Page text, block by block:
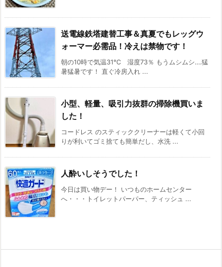
送電線鉄塔建替工事＆真夏でもレッグウ
ォーマー必需品！冷えは禁物です！
朝の10時で気温31℃ 湿度73％ もうムシムシ‥‥猛
暑猛暑です！ 直ぐ冷房入れ ...
小型、軽量、吸引力抜群の掃除機買いま
した！
コードレス のスティッククリーナーは軽くて小回
りが利いてゴミ捨ても簡単だし、水洗 ...
人酔いしそうでした！
今日は買い物デー！ いつものホームセンター
へ・・・トイレットパーパー、ティッシュ ...